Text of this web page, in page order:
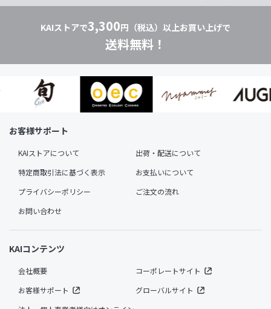
KAIストアで3,300円（税込）以上お買い上げで
送料無料！
お客様サポート
KAIストアについて
出荷・配送について
特定商取引法に基づく表示
お支払いについて
プライバシーポリシー
ご注文の流れ
お問い合わせ
KAIコンテンツ
会社概要
コーポレートサイト
お客様サポート
グローバルサイト